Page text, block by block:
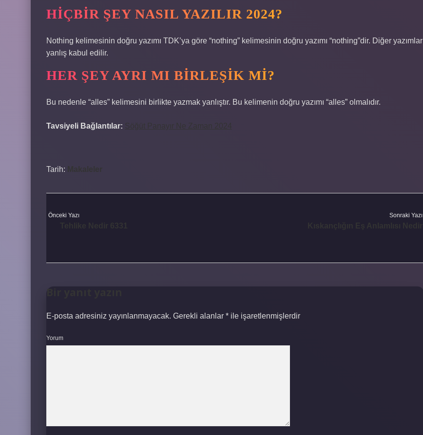
HIÇBIR ŞEY NASIL YAZILIR 2024?
Nothing kelimesinin doğru yazımı TDK’ya göre “nothing” kelimesinin doğru yazımı “nothing”dir. Diğer yazımlar
yanlış kabul edilir.
HER ŞEY AYRI MI BIRLEŞIK MI?
Bu nedenle “alles” kelimesini birlikte yazmak yanlıştır. Bu kelimenin doğru yazımı “alles” olmalıdır.
Tavsiyeli Bağlantılar: Söğüt Panayır Ne Zaman 2024
Tarih: Makaleler
Önceki Yazı Sonraki Yazı
Bir yanıt yazın
E-posta adresiniz yayınlanmayacak. Gerekli alanlar * ile işaretlenmişlerdir
Yorum